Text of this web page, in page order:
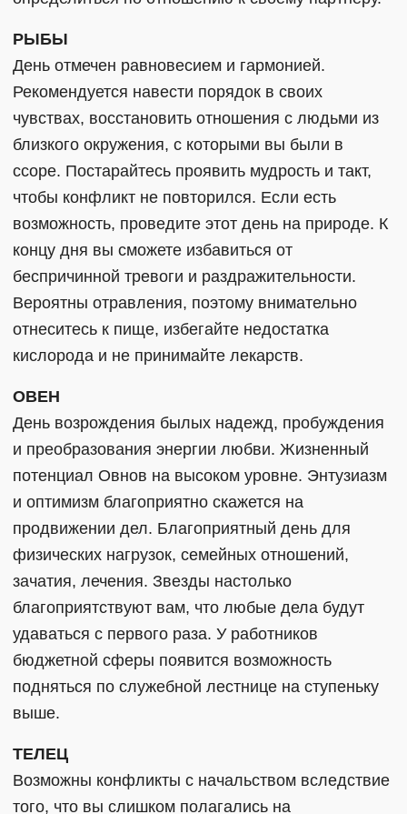
РЫБЫ
День отмечен равновесием и гармонией.
Рекомендуется навести порядок в своих
чувствах, восстановить отношения с людьми из
близкого окружения, с которыми вы были в
ссоре. Постарайтесь проявить мудрость и такт,
чтобы конфликт не повторился. Если есть
возможность, проведите этот день на природе. К
концу дня вы сможете избавиться от
беспричинной тревоги и раздражительности.
Вероятны отравления, поэтому внимательно
отнеситесь к пище, избегайте недостатка
кислорода и не принимайте лекарств.
ОВЕН
День возрождения былых надежд, пробуждения
и преобразования энергии любви. Жизненный
потенциал Овнов на высоком уровне. Энтузиазм
и оптимизм благоприятно скажется на
продвижении дел. Благоприятный день для
физических нагрузок, семейных отношений,
зачатия, лечения. Звезды настолько
благоприятствуют вам, что любые дела будут
удаваться с первого раза. У работников
бюджетной сферы появится возможность
подняться по служебной лестнице на ступеньку
выше.
ТЕЛЕЦ
Возможны конфликты с начальством вследствие
того, что вы слишком полагались на